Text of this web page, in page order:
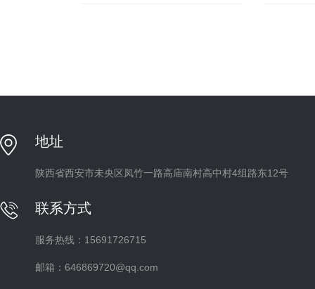
地址
陕西省西安市未央区凤竹一路高庙南村高中村4组路东12号
联系方式
服务热线：15691726715
邮箱：646869720@qq.com